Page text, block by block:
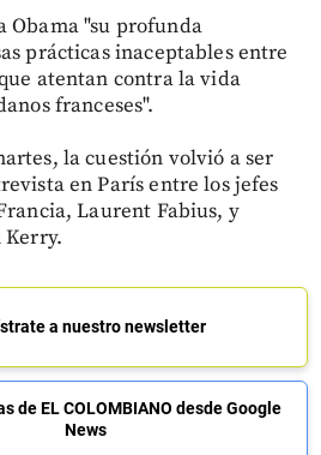
Obama "su profunda
prácticas inaceptables entre
atentan contra la vida
franceses".
la cuestión volvió a ser
en París entre los jefes
Laurent Fabius, y
Kerry.
a nuestro newsletter
de EL COLOMBIANO desde Google
News